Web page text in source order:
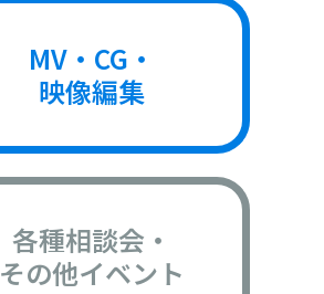
MV・CG・
映像編集
各種相談会・
その他イベント